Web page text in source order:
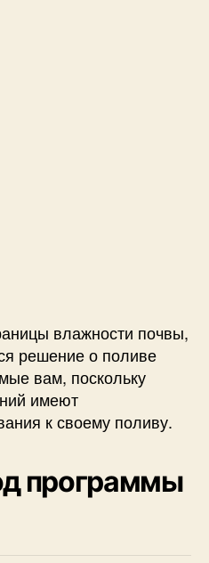
влажности почвы,
решение о поливе
вам, поскольку
имеют
к своему поливу.
программы